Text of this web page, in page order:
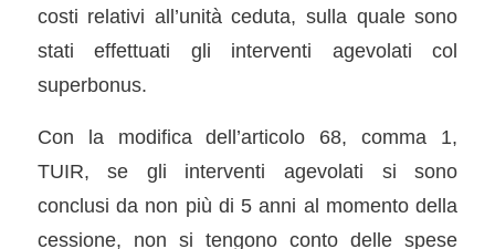
costi relativi all’unità ceduta, sulla quale sono
stati effettuati gli interventi agevolati col
superbonus.
Con la modifica dell’articolo 68, comma 1,
TUIR, se gli interventi agevolati si sono
conclusi da non più di 5 anni al momento della
cessione, non si tengono conto delle spese